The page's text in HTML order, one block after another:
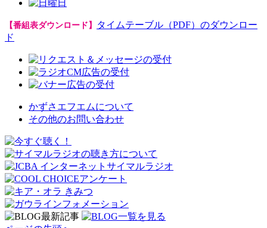
【番組表ダウンロード】
タイムテーブル（PDF）のダウンロー
ド
かずさエフエムについて
その他のお問い合わせ